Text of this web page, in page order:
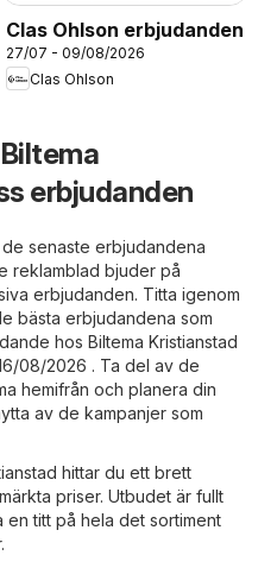
Clas Ohlson erbjudanden
27/07 - 09/08/2026
Clas Ohlson
erbjudanden
senaste erbjudandena
reklamblad bjuder på
erbjudanden. Titta igenom
bästa erbjudandena som
hos Biltema Kristianstad
08/2026 . Ta del av de
hemifrån och planera din
av de kampanjer som
hittar du ett brett
priser. Utbudet är fullt
en titt på hela det sortiment